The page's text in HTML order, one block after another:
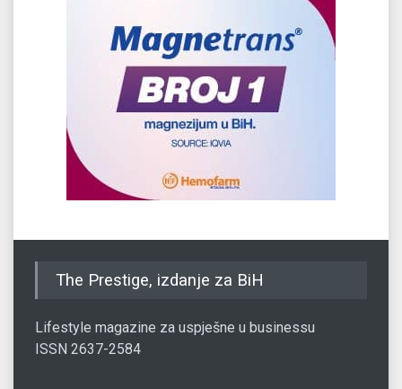
The Prestige, izdanje za BiH
Lifestyle magazine za uspješne u businessu
ISSN 2637-2584